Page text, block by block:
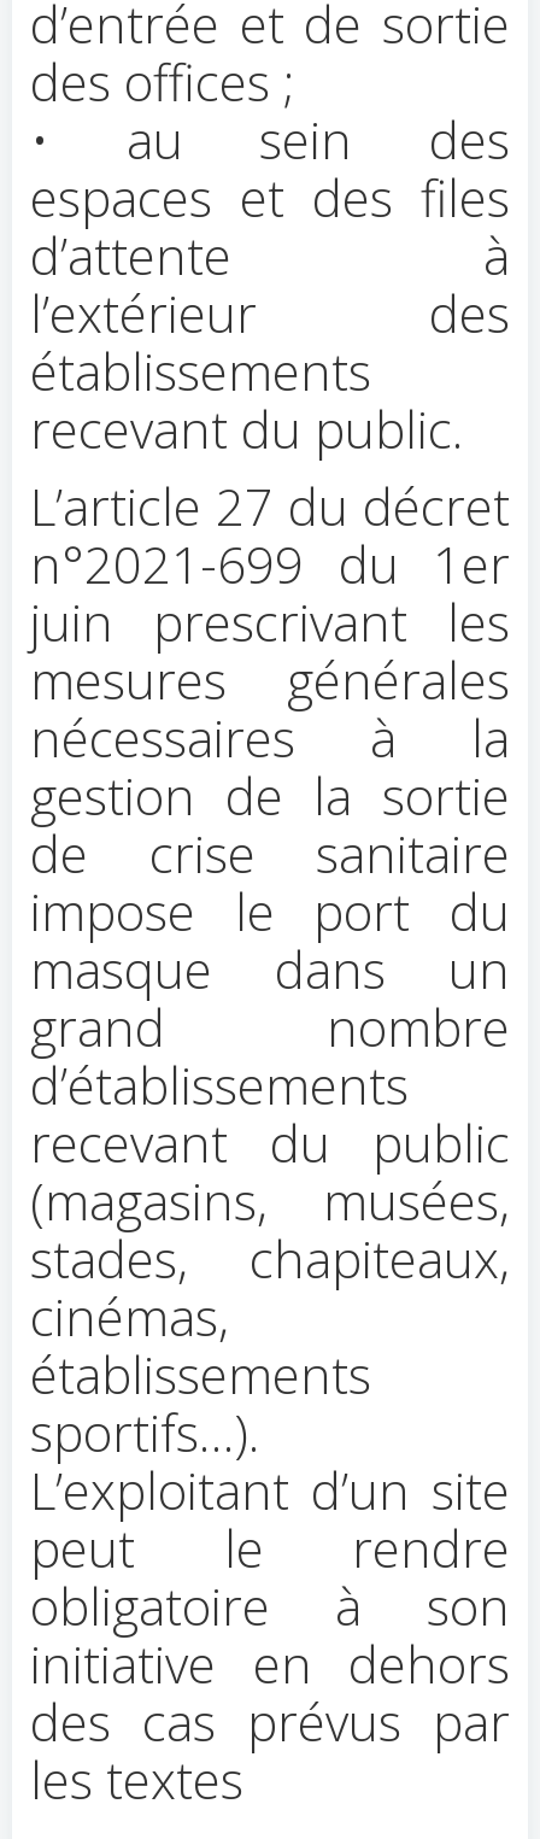
d’entrée et de sortie
des offices ;
• au sein des
espaces et des files
d’attente à
l’extérieur des
établissements
recevant du public.
L’article 27 du décret
n°2021-699 du 1er
juin prescrivant les
mesures générales
nécessaires à la
gestion de la sortie
de crise sanitaire
impose le port du
masque dans un
grand nombre
d’établissements
recevant du public
(magasins, musées,
stades, chapiteaux,
cinémas,
établissements
sportifs…).
L’exploitant d’un site
peut le rendre
obligatoire à son
initiative en dehors
des cas prévus par
les textes